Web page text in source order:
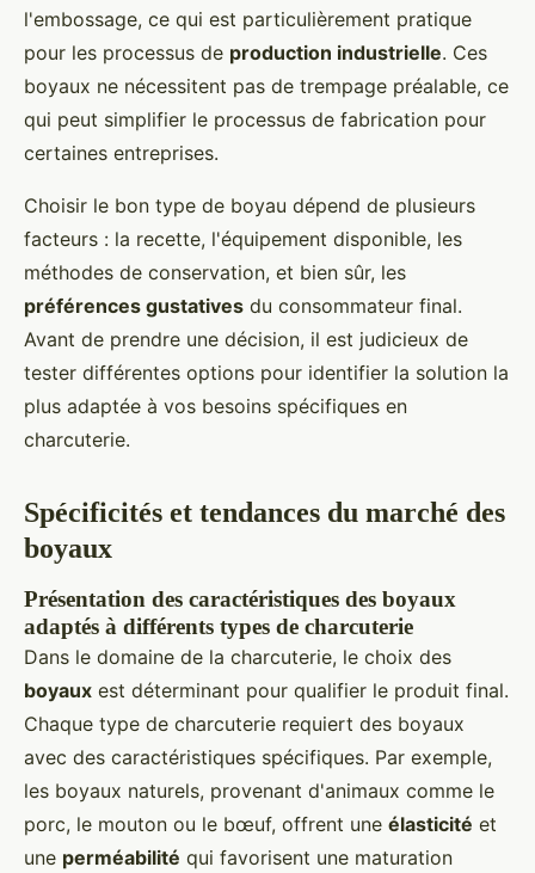
l'embossage, ce qui est particulièrement pratique
pour les processus de production industrielle. Ces
boyaux ne nécessitent pas de trempage préalable, ce
qui peut simplifier le processus de fabrication pour
certaines entreprises.
Choisir le bon type de boyau dépend de plusieurs
facteurs : la recette, l'équipement disponible, les
méthodes de conservation, et bien sûr, les
préférences gustatives du consommateur final.
Avant de prendre une décision, il est judicieux de
tester différentes options pour identifier la solution la
plus adaptée à vos besoins spécifiques en
charcuterie.
Spécificités et tendances du marché des
boyaux
Présentation des caractéristiques des boyaux
adaptés à différents types de charcuterie
Dans le domaine de la charcuterie, le choix des
boyaux est déterminant pour qualifier le produit final.
Chaque type de charcuterie requiert des boyaux
avec des caractéristiques spécifiques. Par exemple,
les boyaux naturels, provenant d'animaux comme le
porc, le mouton ou le bœuf, offrent une élasticité et
une perméabilité qui favorisent une maturation